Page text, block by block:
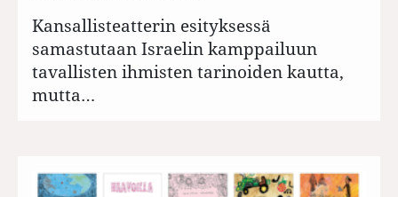
Kansallisteatterin esityksessä
samastutaan Israelin kamppailuun
tavallisten ihmisten tarinoiden kautta,
mutta…